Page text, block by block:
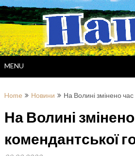
Skip
to
content
MENU
Home Новини На Волині змінено
На Волині
комендантської